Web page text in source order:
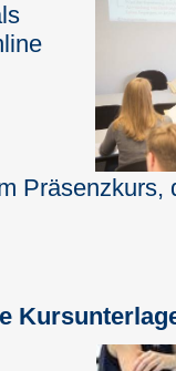
Präsenzkurs,